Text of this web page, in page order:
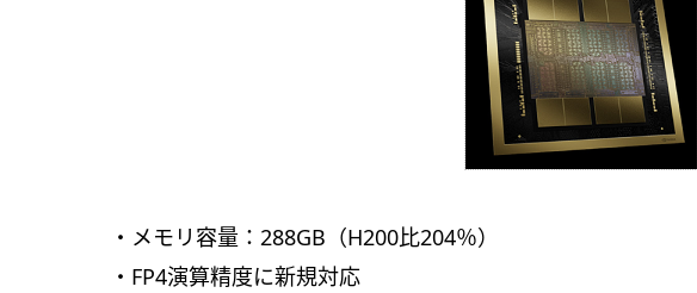
・メモリ容量：288GB（H200比204％）
・FP4演算精度に新規対応